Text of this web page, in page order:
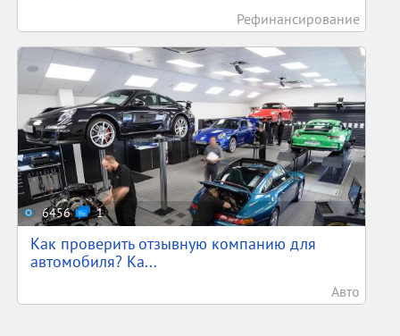
Рефинансирование
6456 1
Как проверить отзывную компанию для
автомобиля? Ка...
Авто